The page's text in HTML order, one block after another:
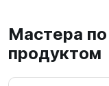
Мастера
продуктом